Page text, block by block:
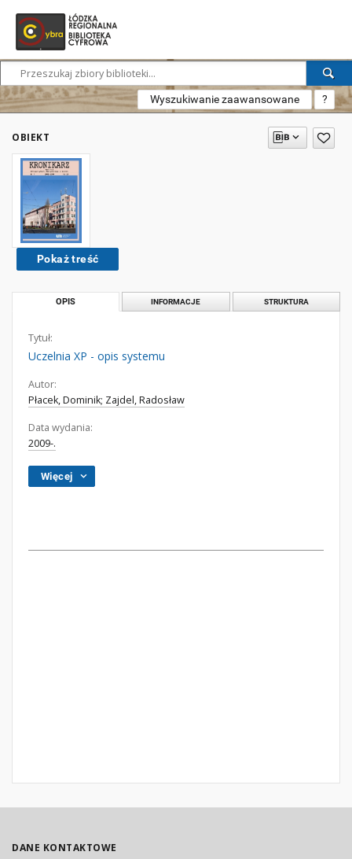
Wyszukiwanie zaawansowane ?
OBIEKT
Pokaż treść
OPIS INFORMACJE STRUKTURA
Tytuł:
Uczelnia XP - opis systemu
Autor:
Płacek, Dominik; Zajdel, Radosław
Data wydania:
2009-.
Więcej
DANE KONTAKTOWE